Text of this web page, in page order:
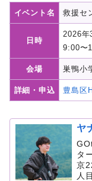
イベント名 救援セ
日時
2026年
9:00〜
会場 巣鴨小
詳細・申込 豊島区
ヤ
タ
京
人